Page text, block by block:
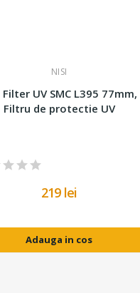
NISI
Filter UV SMC L395 77mm,
Filtru de protectie UV
219 lei
Adauga in cos